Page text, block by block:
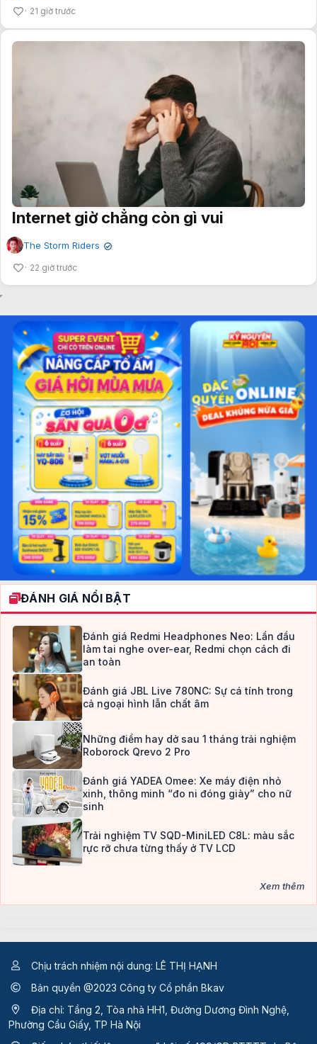
21 giờ trước
Internet giờ chẳng còn gì vui
The Storm Riders ✔
22 giờ trước
ĐÁNH GIÁ NỔI BẬT
Đánh giá Redmi Headphones Neo: Lần đầu
làm tai nghe over-ear, Redmi chọn cách đi
an toàn
Đánh giá JBL Live 780NC: Sự cá tính trong
cả ngoại hình lẫn chất âm
Những điểm hay dở sau 1 tháng trải nghiệm
Roborock Qrevo 2 Pro
Đánh giá YADEA Omee: Xe máy điện nhỏ
xinh, thông minh “đo ni đóng giày” cho nữ
sinh
Trải nghiệm TV SQD-MiniLED C8L: màu sắc
rực rỡ chưa từng thấy ở TV LCD
Xem thêm
Chịu trách nhiệm nội dung: LÊ THỊ HẠNH
Bản quyền @2023 Công ty Cổ phần Bkav
Địa chỉ: Tầng 2, Tòa nhà HH1, Đường Dương Đình Nghệ,
Phường Cầu Giấy, TP Hà Nội